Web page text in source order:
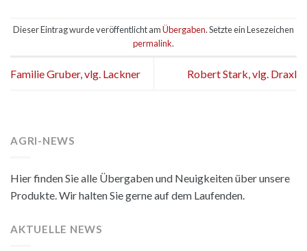
Dieser Eintrag wurde veröffentlicht amÜbergaben. Setzte ein Lesezeichen
permalink.
Familie Gruber, vlg. Lackner Robert Stark, vlg. Draxl
AGRI-NEWS
Hier finden Sie alle Übergaben und Neuigkeiten über unsere
Produkte. Wir halten Sie gerne auf dem Laufenden.
AKTUELLE NEWS